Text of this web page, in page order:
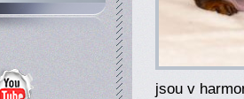
jsou v